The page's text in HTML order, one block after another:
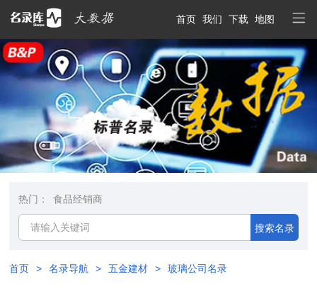
首页 我们 下载 地图
热门： 食品经销商
搜索名录
首页 > 名录导航 > 五金建材 > 玻璃公司名录